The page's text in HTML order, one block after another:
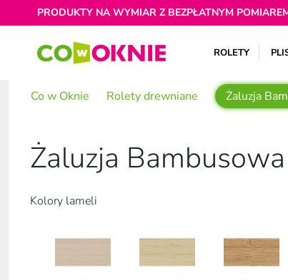
PRODUKTY NA WYMIAR Z BEZPŁATNYM
ROLETY
Co w Oknie Rolety drewniane Żaluzja
Żaluzja
Kolory lameli